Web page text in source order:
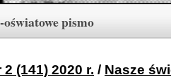
pismo
2 (141) 2020 r. / Nasze